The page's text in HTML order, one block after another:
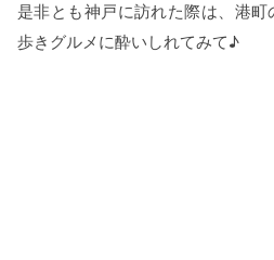
是非とも神戸に訪れた際は、港
歩きグルメに酔いしれてみて♪